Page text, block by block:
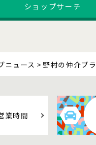
ショップサーチ
ニュース 野村の仲介プ
業時間